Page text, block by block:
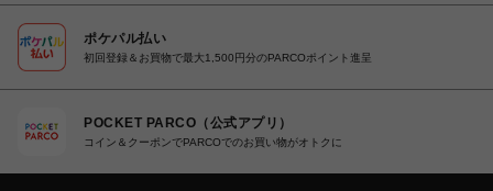
ポケパル払い
初回登録＆お買物で最大1,500円分のPARCOポイント進呈
POCKET PARCO（公式アプリ）
コイン＆クーポンでPARCOでのお買い物がオトクに